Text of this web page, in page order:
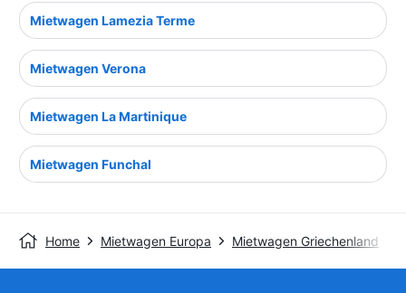
Mietwagen Lamezia Terme
Mietwagen Verona
Mietwagen La Martinique
Mietwagen Funchal
Home Mietwagen Europa Mietwagen Griechenland